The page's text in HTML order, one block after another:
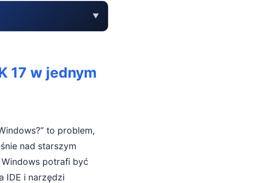
▼
JDK
17 w jednym
to problem,
nad starszym
potrafi być
IDE i narzędzi